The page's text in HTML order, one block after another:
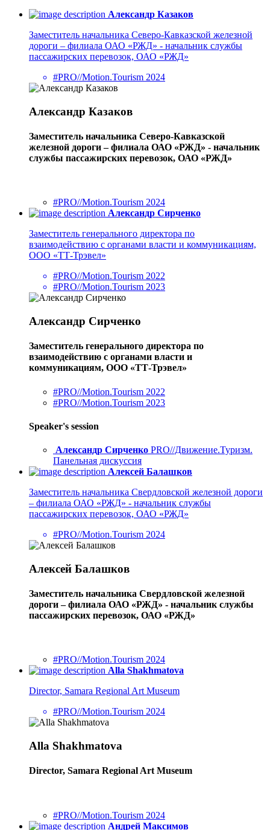
Александр Казаков
Заместитель начальника Северо-Кавказской железной
дороги – филиала ОАО «РЖД» - начальник службы
пассажирских перевозок, ОАО «РЖД»
#PRO//Motion.Tourism 2024
Александр Казаков
Заместитель начальника Северо-Кавказской
железной дороги – филиала ОАО «РЖД» - начальник
службы пассажирских перевозок, ОАО «РЖД»
#PRO//Motion.Tourism 2024
Александр Сирченко
Заместитель генерального директора по
взаимодействию с органами власти и коммуникациям,
ООО «ТТ-Трэвел»
#PRO//Motion.Tourism 2022
#PRO//Motion.Tourism 2023
Александр Сирченко
Заместитель генерального директора по
взаимодействию с органами власти и
коммуникациям, ООО «ТТ-Трэвел»
#PRO//Motion.Tourism 2022
#PRO//Motion.Tourism 2023
Speaker's session
Александр Сирченко PRO//Движение.Туризм.
Панельная дискуссия
Алексей Балашков
Заместитель начальника Свердловской железной дороги
– филиала ОАО «РЖД» - начальник службы
пассажирских перевозок, ОАО «РЖД»
#PRO//Motion.Tourism 2024
Алексей Балашков
Заместитель начальника Свердловской железной
дороги – филиала ОАО «РЖД» - начальник службы
пассажирских перевозок, ОАО «РЖД»
#PRO//Motion.Tourism 2024
Alla Shakhmatova
Director, Samara Regional Art Museum
#PRO//Motion.Tourism 2024
Alla Shakhmatova
Director, Samara Regional Art Museum
#PRO//Motion.Tourism 2024
Андрей Максимов